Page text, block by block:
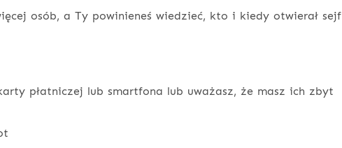
osób, a Ty powinieneś wiedzieć, kto i kiedy otwierał sejf
płatniczej lub smartfona lub uważasz, że masz ich zbyt